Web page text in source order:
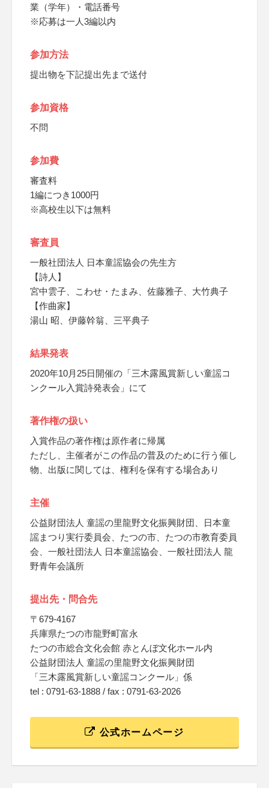
業（学年）・電話番号
※応募は一人3編以内
参加方法
提出物を下記提出先まで送付
参加資格
不問
参加費
審査料
1編につき1000円
※高校生以下は無料
審査員
一般社団法人 日本童謡協会の先生方
【詩人】
宮中雲子、こわせ・たまみ、佐藤雅子、大竹典子
【作曲家】
湯山 昭、伊藤幹翁、三平典子
結果発表
2020年10月25日開催の「三木露風賞新しい童謡コ
ンクール入賞詩発表会」にて
著作権の扱い
入賞作品の著作権は原作者に帰属
ただし、主催者がこの作品の普及のために行う催し
物、出版に関しては、権利を保有する場合あり
主催
公益財団法人 童謡の里龍野文化振興財団、日本童
謡まつり実行委員会、たつの市、たつの市教育委員
会、一般社団法人 日本童謡協会、一般社団法人 龍
野青年会議所
提出先・問合先
〒679-4167
兵庫県たつの市龍野町富永
たつの市総合文化会館 赤とんぼ文化ホール内
公益財団法人 童謡の里龍野文化振興財団
「三木露風賞新しい童謡コンクール」係
tel : 0791-63-1888 / fax : 0791-63-2026
公式ホームページ